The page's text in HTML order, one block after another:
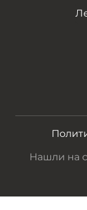
Нашли на